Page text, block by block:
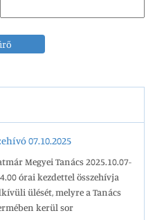
07.10.2025
Megyei Tanács 2025.10.07-
órai kezdettel összehívja
ülését, melyre a Tanács
kerül sor